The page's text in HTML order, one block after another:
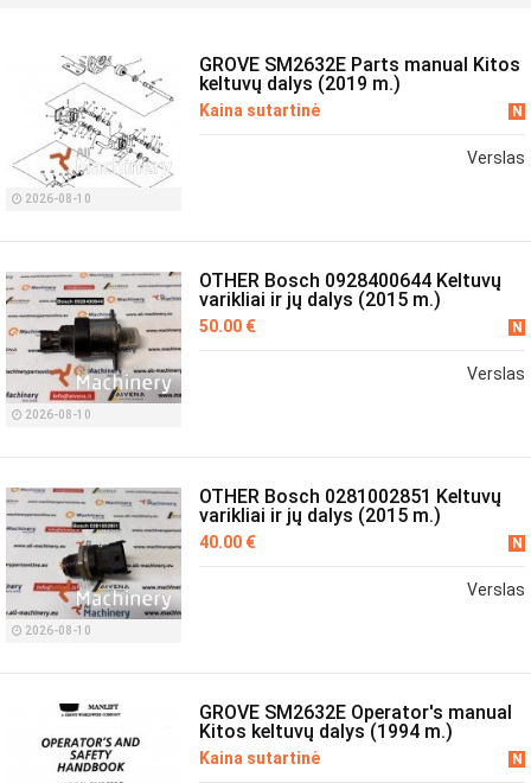
2026-08-10
GROVE SM2632E Parts manual Kitos
keltuvų dalys (2019 m.)
Kaina sutartinė N
Verslas
2026-08-10
OTHER Bosch 0928400644 Keltuvų
varikliai ir jų dalys (2015 m.)
50.00 € N
Verslas
2026-08-10
OTHER Bosch 0281002851 Keltuvų
varikliai ir jų dalys (2015 m.)
40.00 € N
Verslas
GROVE SM2632E Operator's manual
Kitos keltuvų dalys (1994 m.)
Kaina sutartinė N